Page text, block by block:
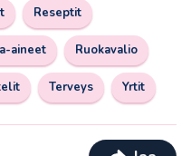
Reseptit
aineet Ruokavalio
Terveys Yrtit